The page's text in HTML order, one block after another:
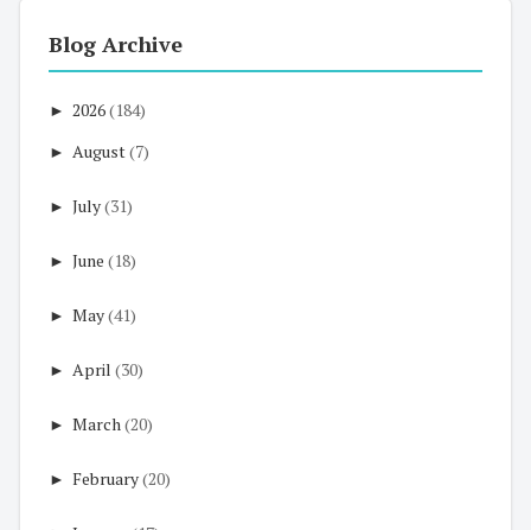
Blog Archive
► 2026(184)
► August(7)
► July(31)
► June (18)
► May(41)
► April (30)
► March(20)
► February(20)